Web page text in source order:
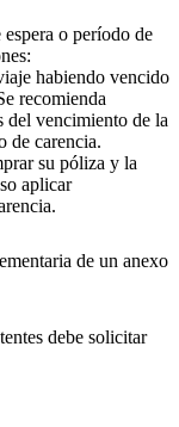
o período de
habiendo vencido
recomienda
del vencimiento de la
de carencia.
su póliza y la
aplicar
de un anexo
debe solicitar